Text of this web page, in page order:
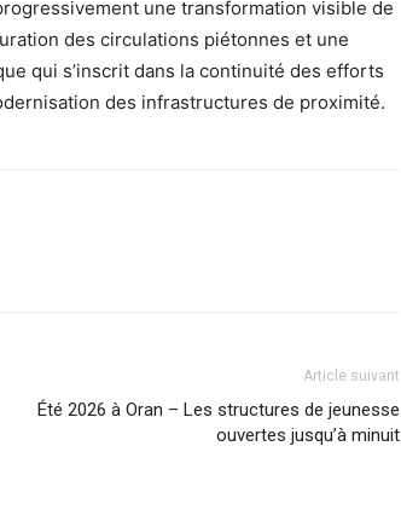
une transformation visible de
des circulations piétonnes et une
qui s’inscrit dans la continuité des efforts
des infrastructures de proximité.
Article suivant
Été 2026 à Oran – Les structures de jeunesse
ouvertes jusqu’à minuit